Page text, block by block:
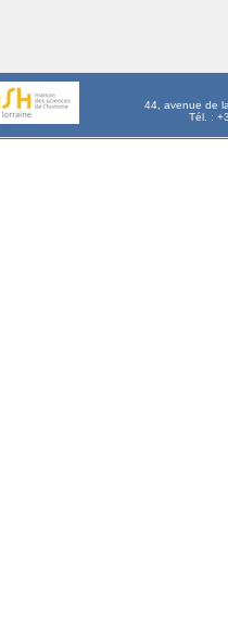
44, avenue de
Tél. :